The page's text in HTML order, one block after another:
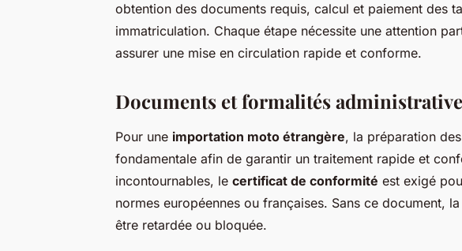
obtention des documents requis, calcul et paiement des
immatriculation. Chaque étape nécessite une attention
assurer une mise en circulation rapide et conforme.
Documents et formalités
Pour une importation moto étrangère, la préparation des
fondamentale afin de garantir un traitement rapide et
incontournables, le certificat de conformité est exigé
normes européennes ou françaises. Sans ce document,
être retardée ou bloquée.